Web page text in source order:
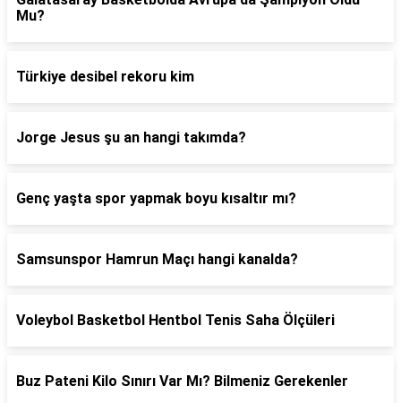
Mu?
Türkiye desibel rekoru kim
Jorge Jesus şu an hangi takımda?
Genç yaşta spor yapmak boyu kısaltır mı?
Samsunspor Hamrun Maçı hangi kanalda?
Voleybol Basketbol Hentbol Tenis Saha Ölçüleri
Buz Pateni Kilo Sınırı Var Mı? Bilmeniz Gerekenler